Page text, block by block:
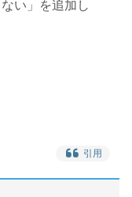
い」を追加し
引用